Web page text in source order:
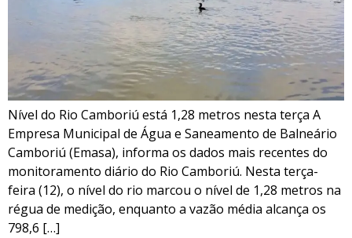
Nível do Rio Camboriú está 1,28 metros nesta terça A
Empresa Municipal de Água e Saneamento de Balneário
Camboriú (Emasa), informa os dados mais recentes do
monitoramento diário do Rio Camboriú. Nesta terça-
feira (12), o nível do rio marcou o nível de 1,28 metros na
régua de medição, enquanto a vazão média alcança os
798,6 […]